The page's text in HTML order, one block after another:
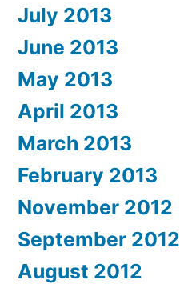
July 2013
June 2013
May 2013
April 2013
March 2013
February 2013
November 2012
September 2012
August 2012